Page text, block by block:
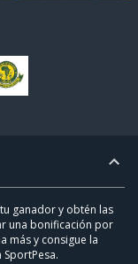
ganador y obtén las
una bonificación por
más y consigue la